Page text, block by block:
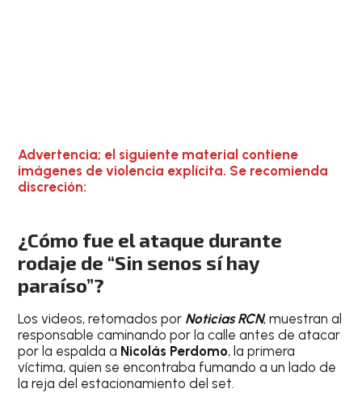
Advertencia; el siguiente material contiene
imágenes de violencia explícita. Se recomienda
discreción:
¿Cómo fue el ataque durante
rodaje de “Sin senos sí hay
paraíso”?
Los videos, retomados por Noticias RCN, muestran al
responsable caminando por la calle antes de atacar
por la espalda a Nicolás Perdomo, la primera
víctima, quien se encontraba fumando a un lado de
la reja del estacionamiento del set.